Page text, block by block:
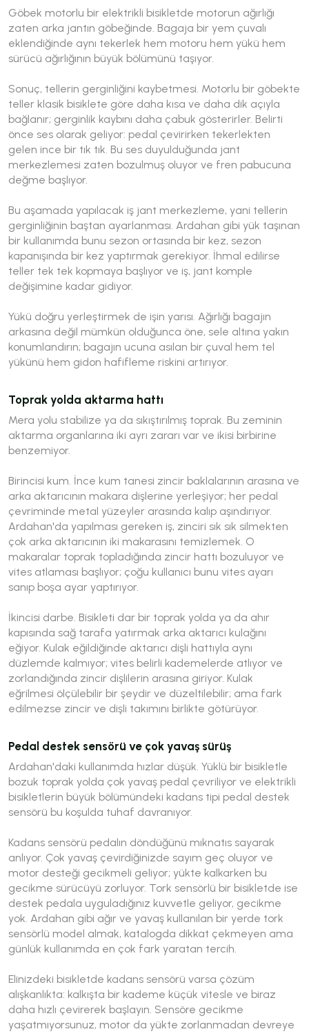
Göbek motorlu bir elektrikli bisikletde motorun ağırlığı
zaten arka jantın göbeğinde. Bagaja bir yem çuvalı
eklendiğinde aynı tekerlek hem motoru hem yükü hem
sürücü ağırlığının büyük bölümünü taşıyor.
Sonuç, tellerin gerginliğini kaybetmesi. Motorlu bir göbekte
teller klasik bisiklete göre daha kısa ve daha dik açıyla
bağlanır; gerginlik kaybını daha çabuk gösterirler. Belirti
önce ses olarak geliyor: pedal çevirirken tekerlekten
gelen ince bir tık tık. Bu ses duyulduğunda jant
merkezlemesi zaten bozulmuş oluyor ve fren pabucuna
değme başlıyor.
Bu aşamada yapılacak iş jant merkezleme, yani tellerin
gerginliğinin baştan ayarlanması. Ardahan gibi yük taşınan
bir kullanımda bunu sezon ortasında bir kez, sezon
kapanışında bir kez yaptırmak gerekiyor. İhmal edilirse
teller tek tek kopmaya başlıyor ve iş, jant komple
değişimine kadar gidiyor.
Yükü doğru yerleştirmek de işin yarısı. Ağırlığı bagajın
arkasına değil mümkün olduğunca öne, sele altına yakın
konumlandırın; bagajın ucuna asılan bir çuval hem tel
yükünü hem gidon hafifleme riskini artırıyor.
Toprak yolda aktarma hattı
Mera yolu stabilize ya da sıkıştırılmış toprak. Bu zeminin
aktarma organlarına iki ayrı zararı var ve ikisi birbirine
benzemiyor.
Birincisi kum. İnce kum tanesi zincir baklalarının arasına ve
arka aktarıcının makara dişlerine yerleşiyor; her pedal
çevriminde metal yüzeyler arasında kalıp aşındırıyor.
Ardahan'da yapılması gereken iş, zinciri sık sık silmekten
çok arka aktarıcının iki makarasını temizlemek. O
makaralar toprak topladığında zincir hattı bozuluyor ve
vites atlaması başlıyor; çoğu kullanıcı bunu vites ayarı
sanıp boşa ayar yaptırıyor.
İkincisi darbe. Bisikleti dar bir toprak yolda ya da ahır
kapısında sağ tarafa yatırmak arka aktarıcı kulağını
eğiyor. Kulak eğildiğinde aktarıcı dişli hattıyla aynı
düzlemde kalmıyor; vites belirli kademelerde atlıyor ve
zorlandığında zincir dişlilerin arasına giriyor. Kulak
eğrilmesi ölçülebilir bir şeydir ve düzeltilebilir; ama fark
edilmezse zincir ve dişli takımını birlikte götürüyor.
Pedal destek sensörü ve çok yavaş sürüş
Ardahan'daki kullanımda hızlar düşük. Yüklü bir bisikletle
bozuk toprak yolda çok yavaş pedal çevriliyor ve elektrikli
bisikletlerin büyük bölümündeki kadans tipi pedal destek
sensörü bu koşulda tuhaf davranıyor.
Kadans sensörü pedalın döndüğünü mıknatıs sayarak
anlıyor. Çok yavaş çevirdiğinizde sayım geç oluyor ve
motor desteği gecikmeli geliyor; yükte kalkarken bu
gecikme sürücüyü zorluyor. Tork sensörlü bir bisikletde ise
destek pedala uyguladığınız kuvvetle geliyor, gecikme
yok. Ardahan gibi ağır ve yavaş kullanılan bir yerde tork
sensörlü model almak, katalogda dikkat çekmeyen ama
günlük kullanımda en çok fark yaratan tercih.
Elinizdeki bisikletde kadans sensörü varsa çözüm
alışkanlıkta: kalkışta bir kademe küçük vitesle ve biraz
daha hızlı çevirerek başlayın. Sensöre gecikme
yaşatmıyorsunuz, motor da yükte zorlanmadan devreye